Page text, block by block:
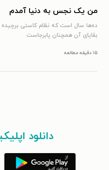
من یک نجس به دنیا آمدم
ده‌ها سال است که نظام کاستی برچیده
بقایای آن همچنان پابرجاست
۱۵ دقیقه مطالعه
دانلود